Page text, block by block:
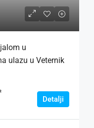
u
ulazu u Veternik
Detalji